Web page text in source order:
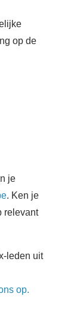
op de
je
. Ken je
relevant
leden uit
op.